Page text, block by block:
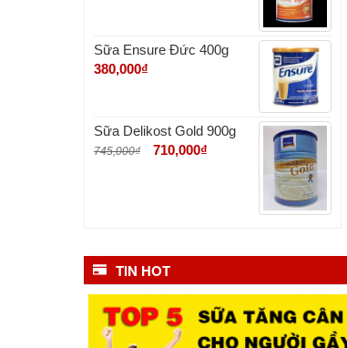
Sữa Ensure Đức 400g
380,000₫
Sữa Delikost Gold 900g
745,000₫ 710,000₫
TIN HOT